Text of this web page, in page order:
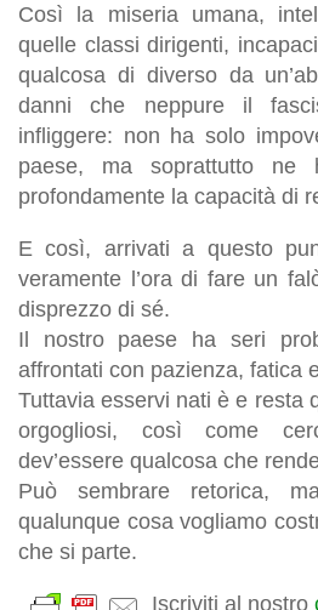
Così la miseria umana,
quelle classi dirigenti,
qualcosa di diverso da
danni che neppure il
infliggere: non ha solo
paese, ma soprattutto ne
profondamente la capacità di
E così, arrivati a questo
veramente l’ora di fare un
disprezzo di sé.
Il nostro paese ha seri
affrontati con pazienza, fatica
Tuttavia esservi nati è e resta
orgogliosi, così come
dev’essere qualcosa che
Può sembrare retorica,
qualunque cosa vogliamo
che si parte.
Iscriviti al nostro